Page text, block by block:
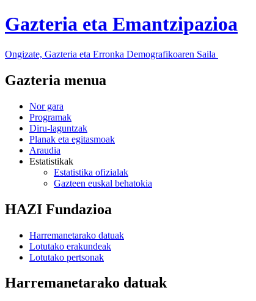
Gazteria eta Emantzipazioa
Ongizate, Gazteria eta Erronka Demografikoaren Saila
Gazteria menua
Nor gara
Programak
Diru-laguntzak
Planak eta egitasmoak
Araudia
Estatistikak
Estatistika ofizialak
Gazteen euskal behatokia
HAZI Fundazioa
Harremanetarako datuak
Lotutako erakundeak
Lotutako pertsonak
Harremanetarako datuak